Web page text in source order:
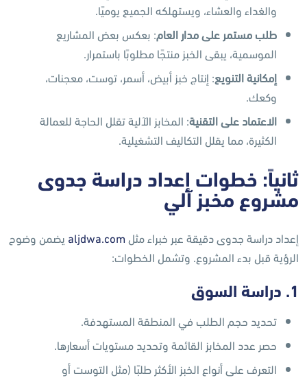
والغداء والعشاء، ويستهلكه الجميع يوميًا.
طلب مستمر على مدار العام: بعكس بعض المشاريع
الموسمية، يبقى الخبز منتجًا مطلوبًا باستمرار.
إمكانية التنويع: إنتاج خبز أبيض، أسمر، توست، معجنات،
وكعك.
الاعتماد على التقنية: المخابز الآلية تقلل الحاجة للعمالة
الكثيرة، مما يقلل التكاليف التشغيلية.
ثانياً: خطوات إعداد دراسة جدوى
مشروع مخبز آلي
إعداد دراسة جدوى دقيقة عبر خبراء مثل aljdwa.com يضمن وضوح
الرؤية قبل بدء المشروع. وتشمل الخطوات:
1. دراسة السوق
تحديد حجم الطلب في المنطقة المستهدفة.
حصر عدد المخابز القائمة وتحديد مستويات أسعارها.
التعرف على أنواع الخبز الأكثر طلبًا (مثل التوست أو